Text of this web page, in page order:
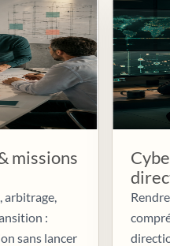
missions
arbitrage,
:
sans lancer